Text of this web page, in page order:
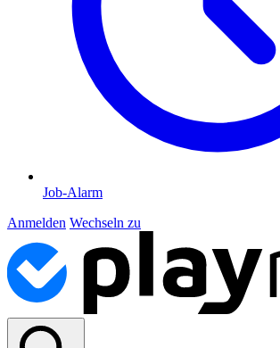
Job-Alarm
Anmelden Wechseln zu